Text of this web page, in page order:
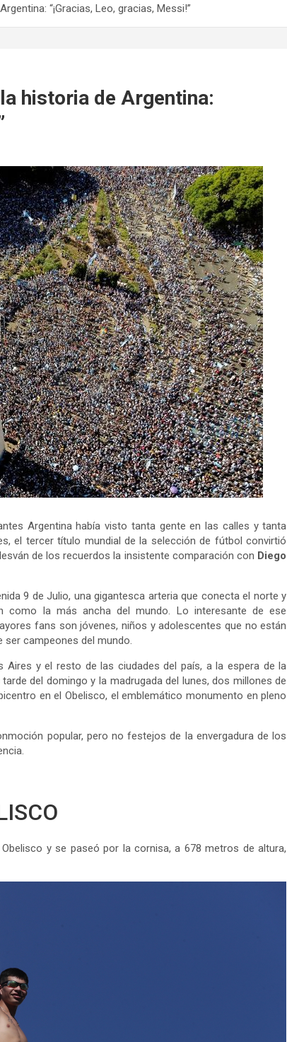
“¡Gracias, Leo, gracias, Messi!”
historia de Argentina:
Argentina había visto tanta gente en las calles y tanta
el tercer título mundial de la selección de fútbol convirtió
de los recuerdos la insistente comparación con Diego
9 de Julio, una gigantesca arteria que conecta el norte y
la más ancha del mundo. Lo interesante de ese
fans son jóvenes, niños y adolescentes que no están
ser campeones del mundo.
y el resto de las ciudades del país, a la espera de la
del domingo y la madrugada del lunes, dos millones de
en el Obelisco, el emblemático monumento en pleno
popular, pero no festejos de la envergadura de los
y se paseó por la cornisa, a 678 metros de altura,